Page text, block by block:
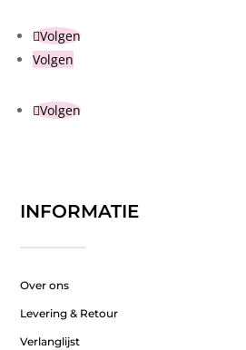
Volgen
Volgen
Volgen
INFORMATIE
Over ons
Levering & Retour
Verlanglijst